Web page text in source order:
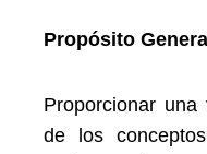
Propósito
Proporcionar
de los